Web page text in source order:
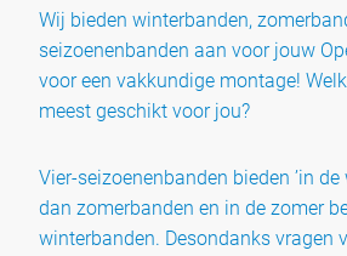
Wij bieden winterbanden,
seizoenenbanden aan voor jouw
voor een vakkundige montage!
meest geschikt voor jou?
Vier-seizoenenbanden bieden ’in
dan zomerbanden en in de zomer
winterbanden. Desondanks vragen